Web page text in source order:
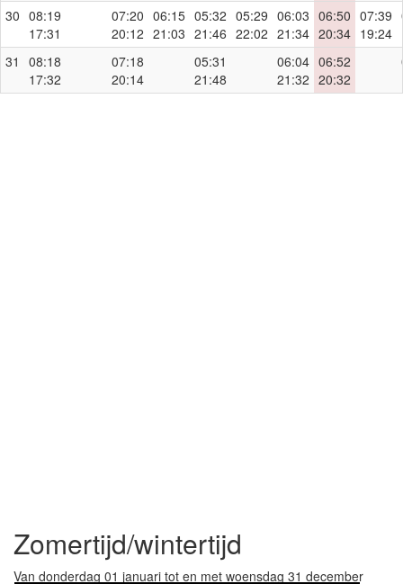
30 08:19
17:31
07:20
20:12
06:15
21:03
05:32
21:46
05:29
22:02
06:03
21:34
06:50
20:34
07:39
19:24
31
08:18
17:32
07:18
20:14
05:31
21:48
06:04
21:32
06:52
20:32
Zomertijd/wintertijd
Van donderdag 01 januari tot en met woensdag 31 december